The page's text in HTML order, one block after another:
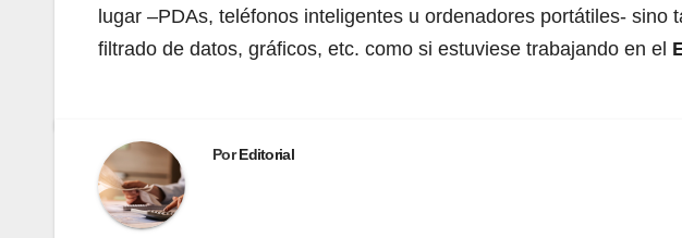
lugar –PDAs, teléfonos inteligentes u ordenadores portátiles-
filtrado de datos, gráficos, etc. como si estuviese trabajando en el
PorEditorial